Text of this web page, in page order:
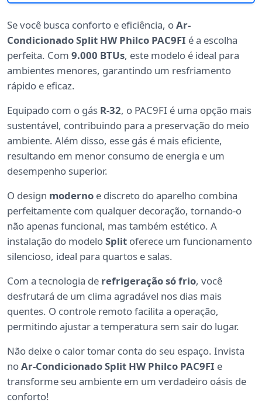
Se você busca conforto e eficiência, oAr-
Condicionado Split HW Philco PAC9FI é a escolha
perfeita. Com 9.000 BTUs, este modelo é ideal para
ambientes menores, garantindo um resfriamento
rápido e eficaz.
Equipado com o gás R-32, o PAC9FI é uma opção mais
sustentável, contribuindo para a preservação do meio
ambiente. Além disso, esse gás é mais eficiente,
resultando em menor consumo de energia e um
desempenho superior.
O design moderno e discreto do aparelho combina
perfeitamente com qualquer decoração, tornando-o
não apenas funcional, mas também estético. A
instalação do modeloSplit oferece um funcionamento
silencioso, ideal para quartos e salas.
Com a tecnologia de refrigeração só frio, você
desfrutará de um clima agradável nos dias mais
quentes. O controle remoto facilita a operação,
permitindo ajustar a temperatura sem sair do lugar.
Não deixe o calor tomar conta do seu espaço. Invista
noAr-Condicionado Split HW Philco PAC9FI e
transforme seu ambiente em um verdadeiro oásis de
conforto!